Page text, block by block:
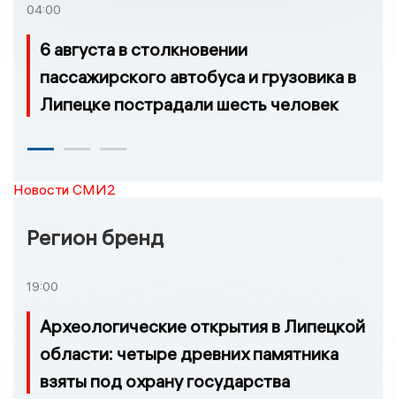
04:00
6 августа в столкновении
пассажирского автобуса и грузовика в
Липецке пострадали шесть человек
Новости СМИ2
Регион бренд
19:00
Археологические открытия в Липецкой
области: четыре древних памятника
взяты под охрану государства